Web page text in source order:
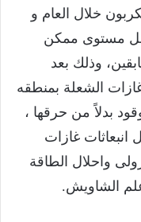
خلال العام و
أقل مستوى ممكن
وذلك بعد
الشعلة بمنطقه
كوقود بدلاً من حرقها ،
انبعاثات غازات
واحلال الطاقة
الشاويش.